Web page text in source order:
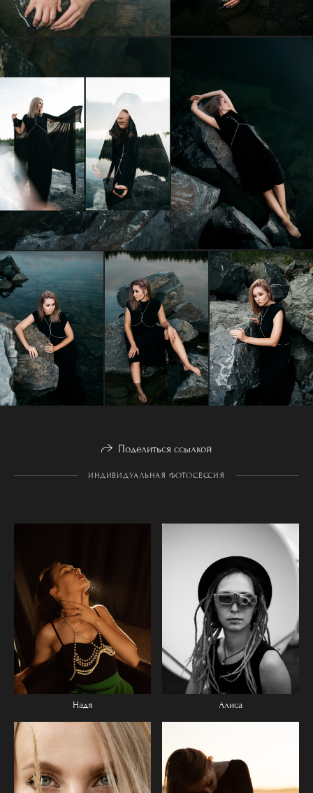
Поделиться ссылкой
ИНДИВИДУАЛЬНАЯ ФОТОСЕССИЯ
Надя Алиса